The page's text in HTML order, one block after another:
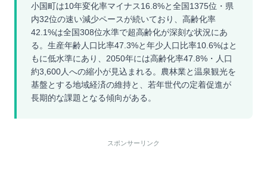
小国町は10年変化率マイナス16.8%と全国1375位・県
内32位の速い減少ペースが続いており、高齢化率
42.1%は全国308位水準で超高齢化が深刻な状況にあ
る。生産年齢人口比率47.3%と年少人口比率10.6%はと
もに低水準にあり、2050年には高齢化率47.8%・人口
約3,600人への縮小が見込まれる。農林業と温泉観光を
基盤とする地域経済の維持と、若年世代の定着促進が
長期的な課題となる傾向がある。
スポンサーリンク